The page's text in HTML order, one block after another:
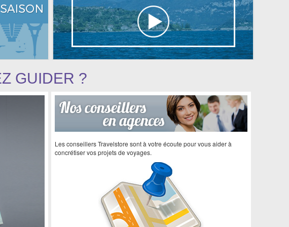
GUIDER ?
Les conseillers Travelstore sont à votre écoute pour vous aider à
concrétiser vos projets de voyages.